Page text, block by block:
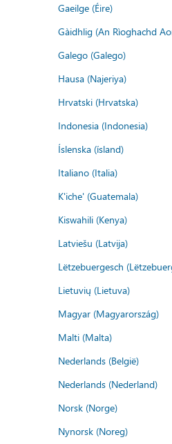
Gaeilge (Éire)
Gàidhlig (An Rìoghachd
Galego (Galego)
Hausa (Najeriya)
Hrvatski (Hrvatska)
Indonesia (Indonesia)
Íslenska (ísland)
Italiano (Italia)
K'iche' (Guatemala)
Kiswahili (Kenya)
Latviešu (Latvija)
Lëtzebuergesch
Lietuvių (Lietuva)
Magyar (Magyarország)
Malti (Malta)
Nederlands (België)
Nederlands (Nederland)
Norsk (Norge)
Nynorsk (Noreg)